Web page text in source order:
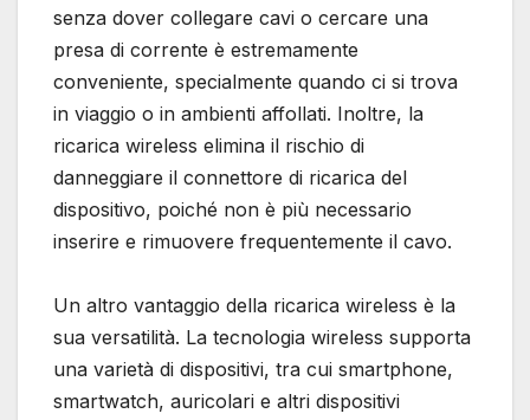
senza dover collegare cavi o cercare una
presa di corrente è estremamente
conveniente, specialmente quando ci si trova
in viaggio o in ambienti affollati. Inoltre, la
ricarica wireless elimina il rischio di
danneggiare il connettore di ricarica del
dispositivo, poiché non è più necessario
inserire e rimuovere frequentemente il cavo.
Un altro vantaggio della ricarica wireless è la
sua versatilità. La tecnologia wireless supporta
una varietà di dispositivi, tra cui smartphone,
smartwatch, auricolari e altri dispositivi